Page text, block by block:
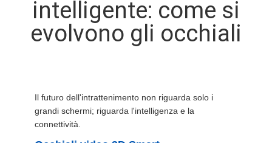
CONTROLLO
NOTIZIE
CASI
intelligente: come si
evolvono gli occhiali
Il futuro dell'intrattenimento non riguarda solo i
grandi schermi; riguarda l'intelligenza e la
connettività.